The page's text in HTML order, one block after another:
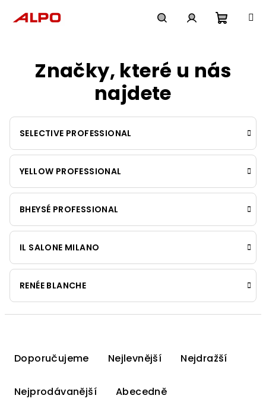
košík
Značky, které u nás
najdete
SELECTIVE PROFESSIONAL
YELLOW PROFESSIONAL
BHEYSÉ PROFESSIONAL
IL SALONE MILANO
RENÉE BLANCHE
Doporučujeme Nejlevnější Nejdražší
Nejprodávanější Abecedně